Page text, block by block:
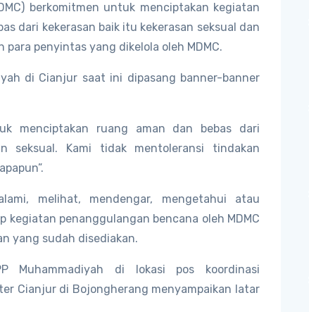
berkomitmen untuk menciptakan kegiatan
dari kekerasan baik itu kekerasan seksual dan
penyintas yang dikelola oleh MDMC.
di Cianjur saat ini dipasang banner-banner
menciptakan ruang aman dan bebas dari
seksual. Kami tidak mentoleransi tindakan
melihat, mendengar, mengetahui atau
penanggulangan bencana oleh MDMC
yang sudah disediakan.
Muhammadiyah di lokasi pos koordinasi
Cianjur di Bojongherang menyampaikan latar